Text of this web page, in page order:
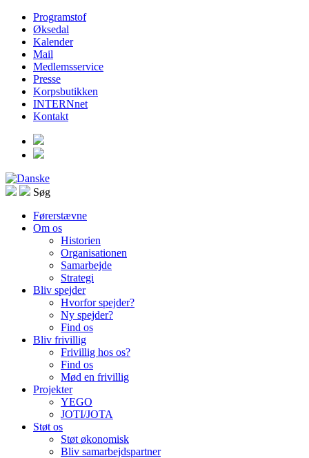
Programstof
Øksedal
Kalender
Mail
Medlemsservice
Presse
Korpsbutikken
INTERNnet
Kontakt
Søg
Førerstævne
Om os
Historien
Organisationen
Samarbejde
Strategi
Bliv spejder
Hvorfor spejder?
Ny spejder?
Find os
Bliv frivillig
Frivillig hos os?
Find os
Mød en frivillig
Projekter
YEGO
JOTI/JOTA
Støt os
Støt økonomisk
Bliv samarbejdspartner